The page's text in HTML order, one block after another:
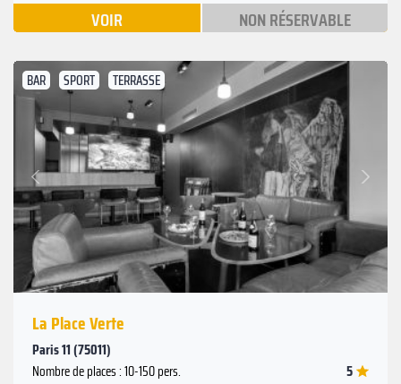
VOIR NON RÉSERVABLE
BAR SPORT TERRASSE
Précédent
Suivant
La Place Verte
Paris 11 (75011)
Nombre de places : 10-150 pers. 5